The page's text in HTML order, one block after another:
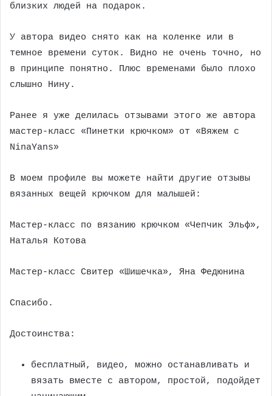
близких людей на подарок.
У автора видео снято как на коленке или в
темное времени суток. Видно не очень точно, но
в принципе понятно. Плюс временами было плохо
слышно Нину.
Ранее я уже делилась отзывами этого же автора
мастер-класс «Пинетки крючком» от «Вяжем с
NinaYans»
В моем профиле вы можете найти другие отзывы
вязанных вещей крючком для малышей:
Мастер-класс по вязанию крючком «Чепчик Эльф»,
Наталья Котова
Мастер-класс Свитер «Шишечка», Яна Федюнина
Спасибо.
Достоинства:
бесплатный, видео, можно останавливать и
вязать вместе с автором, простой, подойдет